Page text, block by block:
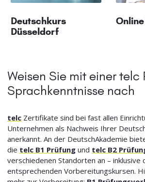
Deutschkurs
Düsseldorf
Weisen Sie mit einer telc
Sprachkenntnisse nach
telc Zertifikate sind bei fast allen
Unternehmen als Nachweis Ihrer
anerkannt. An der DeutschAkademie
die telc B1 Prüfung und telc B2
verschiedenen Standorten an – inklusive
entsprechenden Vorbereitungskursen.